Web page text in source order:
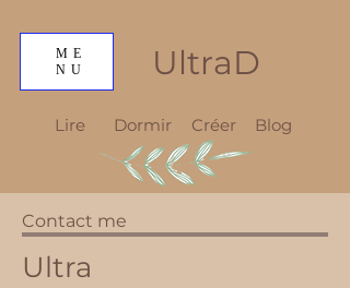
ME
NU
UltraD
Lire Créer
Dormir Blog
Contact me
Ultra